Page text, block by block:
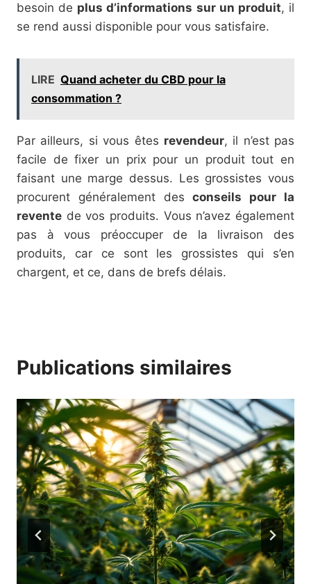
besoin de plus d’informations sur un produit, il
se rend aussi disponible pour vous satisfaire.
LIRE Quand acheter du CBD pour la
consommation ?
Par ailleurs, si vous êtes revendeur, il n’est pas
facile de fixer un prix pour un produit tout en
faisant une marge dessus. Les grossistes vous
procurent généralement desconseils pour la
revente de vos produits. Vous n’avez également
pas à vous préoccuper de la livraison des
produits, car ce sont les grossistes qui s’en
chargent, et ce, dans de brefs délais.
Publications similaires